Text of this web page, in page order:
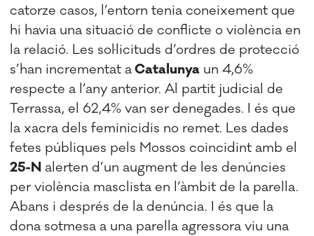
catorze casos, l’entorn tenia coneixement que
hi havia una situació de conflicte o violència en
la relació. Les sol·licituds d’ordres de protecció
s’han incrementat aCatalunya un 4,6%
respecte a l’any anterior. Al partit judicial de
Terrassa, el 62,4% van ser denegades. I és que
la xacra dels feminicidis no remet. Les dades
fetes públiques pels Mossos coincidint amb el
25-N alerten d’un augment de les denúncies
per violència masclista en l’àmbit de la parella.
Abans i després de la denúncia. I és que la
dona sotmesa a una parella agressora viu una